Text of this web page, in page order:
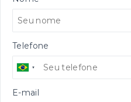
Telefone
E-mail